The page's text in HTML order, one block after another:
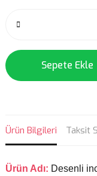
Sepete Ekle
Ürün Bilgileri Taksit
Ürün Adı: Desenli